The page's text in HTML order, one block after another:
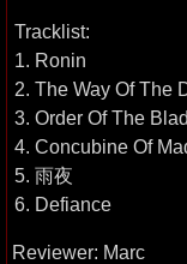
Tracklist:
1. Ronin
2. The Way Of The
3. Order Of The
4. Concubine Of
5. 雨夜
6. Defiance
Reviewer: Marc